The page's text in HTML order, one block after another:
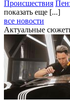
Происшествия
показать еще [...]
все новости
Актуальные